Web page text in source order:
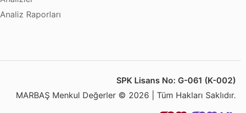
Analiz Raporları
SPK Lisans No: G-061 (K-002)
MARBAŞ Menkul Değerler © 2026 | Tüm Hakları Saklıdır.